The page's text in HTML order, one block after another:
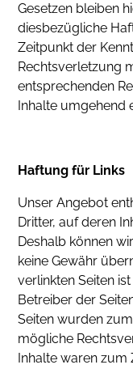
Gesetzen bleiben
diesbezügliche
Zeitpunkt der
Rechtsverletzung
entsprechenden
Inhalte umgehend
Haftung für Links
Unser Angebot
Dritter, auf deren
Deshalb können
keine Gewähr
verlinkten Seiten
Betreiber der
Seiten wurden
mögliche
Inhalte waren zum